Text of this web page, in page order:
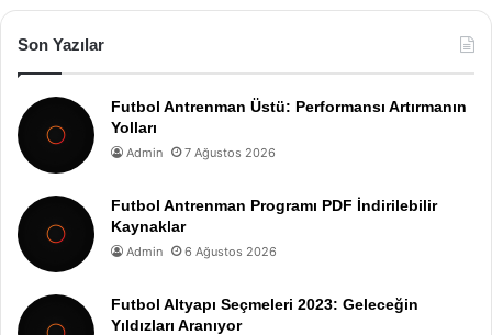
Son Yazılar
Futbol Antrenman Üstü: Performansı Artırmanın
Yolları
Admin 7 Ağustos 2026
Futbol Antrenman Programı PDF İndirilebilir
Kaynaklar
Admin 6 Ağustos 2026
Futbol Altyapı Seçmeleri 2023: Geleceğin
Yıldızları Aranıyor